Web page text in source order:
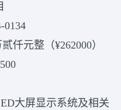
0134
仟元整（¥262000）
大屏显示系统及相关